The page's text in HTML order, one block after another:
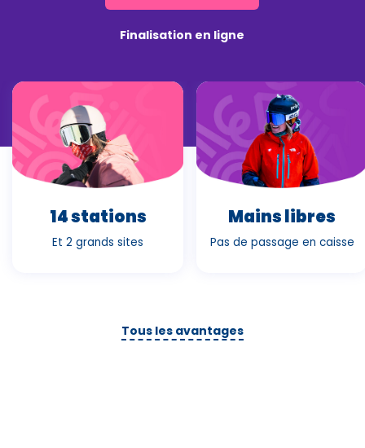
Finalisation en ligne
14 stations
Et 2 grands sites
Mains libres
Pas de passage en caisse
Tous les avantages